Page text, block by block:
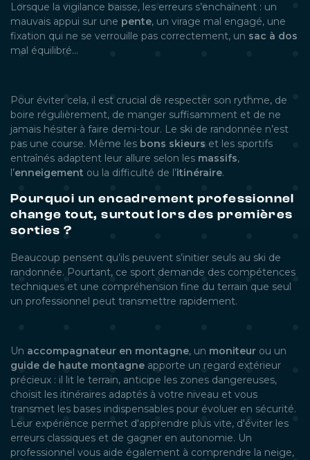
Lorsque la vigilance baisse, les erreurs s’enchaînent : un
mauvais appui sur une pente, un virage mal engagé, une
fixation qui ne se verrouille pas correctement, un sac à dos
mal équilibré…
Pour éviter cela, il est crucial de respecter son rythme, de
boire régulièrement, de manger suffisamment et de ne
jamais hésiter à faire demi-tour. Le ski de randonnée n’est
pas une course. Même les bons skieurs et les sportifs
entraînés adaptent leur allure selon les massifs,
l’enneigement ou la difficulté de l’itinéraire.
Pourquoi un encadrement professionnel
change tout, surtout lors des premières
sorties ?
Beaucoup pensent qu’ils peuvent s’initier seuls au ski de
randonnée. Pourtant, ce sport demande des compétences
techniques et une compréhension fine du terrain que seul
un professionnel peut transmettre rapidement.
Un accompagnateur en montagne, un moniteur ou un
guide de haute montagne apporte un regard extérieur
précieux : il lit le terrain, anticipe les zones dangereuses,
choisit les itinéraires adaptés à votre niveau et vous
transmet les bases indispensables pour évoluer en sécurité.
Leur expérience permet d'apprendre plus vite, d'éviter les
erreurs classiques et de gagner en autonomie. Un
professionnel vous aide également à comprendre la neige,